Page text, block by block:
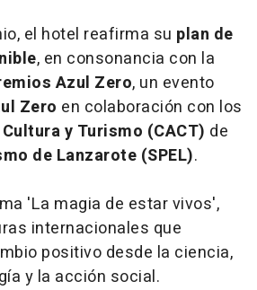
el hotel reafirma su plan de
, en consonancia con la
Azul Zero, un evento
Zero en colaboración con los
y Turismo (CACT) de
de Lanzarote (SPEL).
'La magia de estar vivos',
internacionales que
positivo desde la ciencia,
y la acción social.